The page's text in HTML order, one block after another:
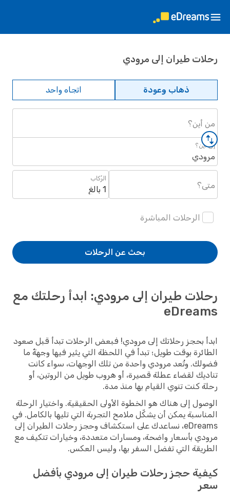
رحلات طيران إلى مرودي
ذهاب وعودة اتجاه واحد
من أين؟
إلى أين؟
مرودي
متى؟
الرُكاب
1 بالغ
الرحلات المباشرة
بحث عن الرحلات
رحلات طيران إلى مرودي: ابدأ رحلتك مع
eDreams
ابدأ بحجز رحلاتك إلى مرودي! فبعض الرحلات تبدأ قبل صعود
الطائرة بوقت طويل؛ تبدأ في اللحظة التي يثير فيها وجهةٌ ما
فضولك. وتُعد مرودي واحدة من تلك الوجهات، سواء كانت
تناديك لقضاء عطلة قصيرة، أو هروب طويل من الروتين، أو
رحلة كنت تنوي القيام بها منذ مدة.
الوصول إلى هناك هو الخطوة الأولى الحقيقية. واختيار الرحلة
المناسبة يمكن أن يشكّل ملامح التجربة التي تليها بالكامل. في
eDreams، نساعدك على استكشاف وحجز رحلات الطيران إلى
مرودي بأسعار واضحة، ومسارات متعددة، وخيارات تتكيف مع
الطريقة التي تفضل السفر بها، وليس العكس.
كيفية حجز رحلات طيران إلى مرودي بأفضل
سعر